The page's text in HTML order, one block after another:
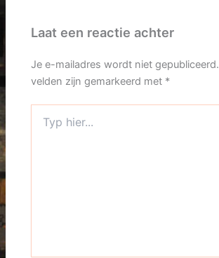
Laat een reactie achter
Je e-mailadres wordt niet gepubliceerd.
velden zijn gemarkeerd met *
hier...